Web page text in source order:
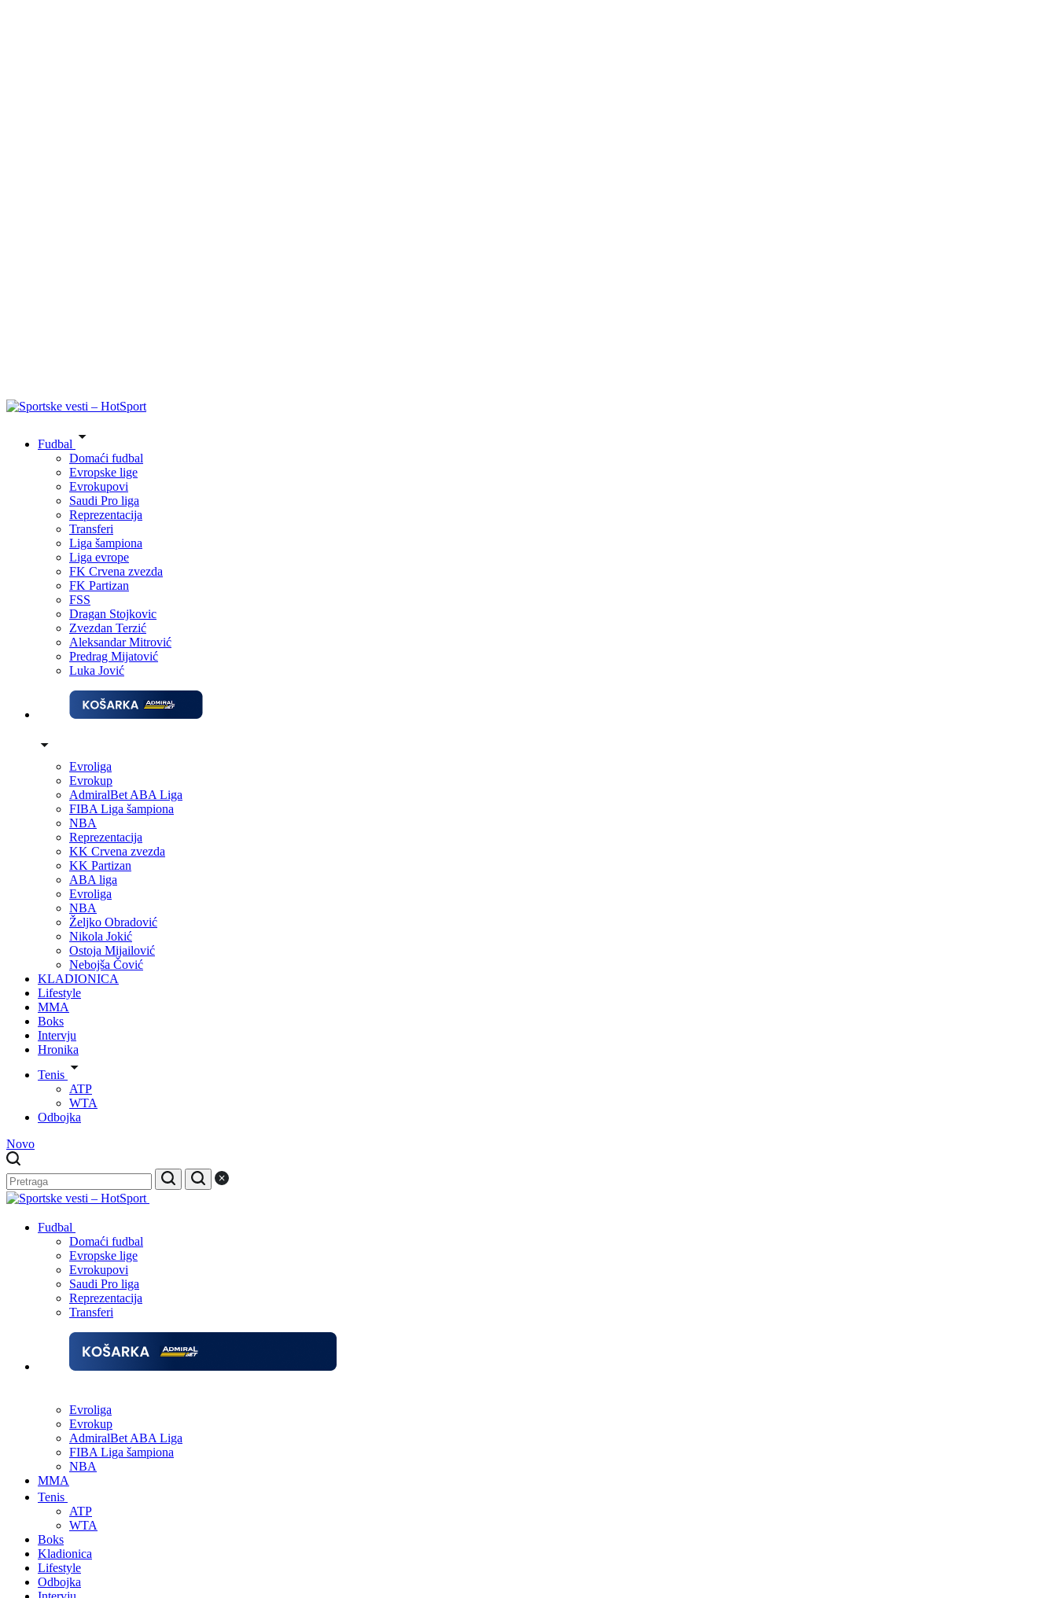
Fudbal
Domaći fudbal
Evropske lige
Evrokupovi
Saudi Pro liga
Reprezentacija
Transferi
Liga šampiona
Liga evrope
FK Crvena zvezda
FK Partizan
FSS
Dragan Stojkovic
Zvezdan Terzić
Aleksandar Mitrović
Predrag Mijatović
Luka Jović
Evroliga
Evrokup
AdmiralBet ABA Liga
FIBA Liga šampiona
NBA
Reprezentacija
KK Crvena zvezda
KK Partizan
ABA liga
Evroliga
NBA
Željko Obradović
Nikola Jokić
Ostoja Mijailović
Nebojša Čović
KLADIONICA
Lifestyle
MMA
Boks
Intervju
Hronika
Tenis
ATP
WTA
Odbojka
Novo
Fudbal
Domaći fudbal
Evropske lige
Evrokupovi
Saudi Pro liga
Reprezentacija
Transferi
Evroliga
Evrokup
AdmiralBet ABA Liga
FIBA Liga šampiona
NBA
MMA
Tenis
ATP
WTA
Boks
Kladionica
Lifestyle
Odbojka